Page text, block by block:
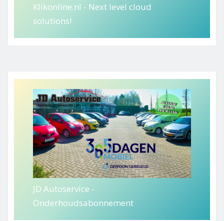
Klikonline.nl - Next level cloud
solutions!
JD Autoservice -
Onderhoudsabonnement